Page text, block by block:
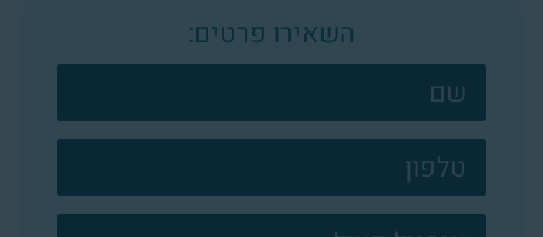
השאירו פרטים:
צרו
קשר
פוטר